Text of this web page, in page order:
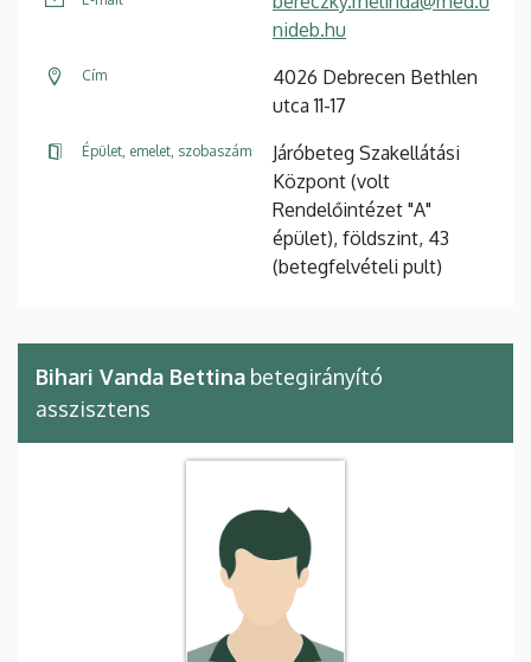
nideb.hu
Cím
4026 Debrecen Bethlen
utca 11-17
Épület, emelet, szobaszám
Járóbeteg Szakellátási
Központ (volt
Rendelőintézet "A"
épület), földszint, 43
(betegfelvételi pult)
Bihari Vanda Bettina betegirányító
asszisztens